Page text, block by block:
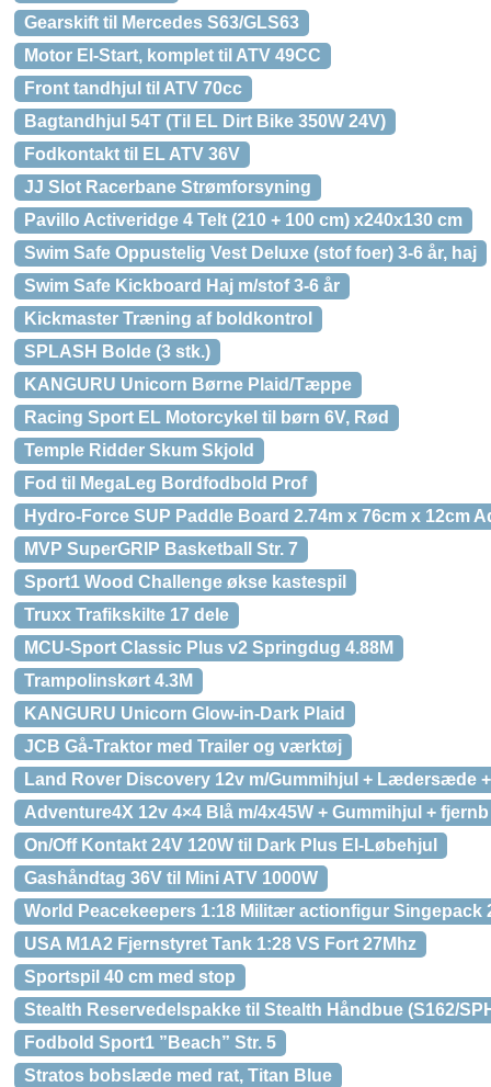
Gearskift til Mercedes S63/GLS63
Motor El-Start, komplet til ATV 49CC
Front tandhjul til ATV 70cc
Bagtandhjul 54T (Til EL Dirt Bike 350W 24V)
Fodkontakt til EL ATV 36V
JJ Slot Racerbane Strømforsyning
Pavillo Activeridge 4 Telt (210 + 100 cm) x240x130 cm
Swim Safe Oppustelig Vest Deluxe (stof foer) 3-6 år, haj
Swim Safe Kickboard Haj m/stof 3-6 år
Kickmaster Træning af boldkontrol
SPLASH Bolde (3 stk.)
KANGURU Unicorn Børne Plaid/Tæppe
Racing Sport EL Motorcykel til børn 6V, Rød
Temple Ridder Skum Skjold
Fod til MegaLeg Bordfodbold Prof
Hydro-Force SUP Paddle Board 2.74m x 76cm x 12cm
MVP SuperGRIP Basketball Str. 7
Sport1 Wood Challenge økse kastespil
Truxx Trafikskilte 17 dele
MCU-Sport Classic Plus v2 Springdug 4.88M
Trampolinskørt 4.3M
KANGURU Unicorn Glow-in-Dark Plaid
JCB Gå-Traktor med Trailer og værktøj
Land Rover Discovery 12v m/Gummihjul + Lædersæde
Adventure4X 12v 4×4 Blå m/4x45W + Gummihjul + fjernb
On/Off Kontakt 24V 120W til Dark Plus El-Løbehjul
Gashåndtag 36V til Mini ATV 1000W
World Peacekeepers 1:18 Militær actionfigur Singepack
USA M1A2 Fjernstyret Tank 1:28 VS Fort 27Mhz
Sportspil 40 cm med stop
Stealth Reservedelspakke til Stealth Håndbue (S162/
Fodbold Sport1 ”Beach” Str. 5
Stratos bobslæde med rat, Titan Blue